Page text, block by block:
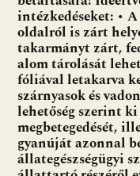
intézkedéseket: •
oldalról is zárt
takarmányt zárt,
alom tárolását
fóliával letakarva
szárnyasok és
lehetőség szerint
megbetegedését,
gyanúját azonnal
állategészségügyi